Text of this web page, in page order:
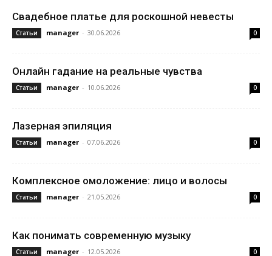
Свадебное платье для роскошной невесты
Статьи manager - 30.06.2026 0
Онлайн гадание на реальные чувства
Статьи manager - 10.06.2026 0
Лазерная эпиляция
Статьи manager - 07.06.2026 0
Комплексное омоложение: лицо и волосы
Статьи manager - 21.05.2026 0
Как понимать современную музыку
Статьи manager - 12.05.2026 0